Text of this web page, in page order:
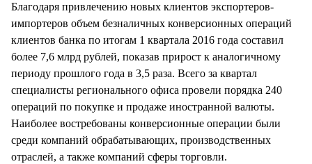
Благодаря привлечению новых клиентов экспортеров-
импортеров объем безналичных конверсионных операций
клиентов банка по итогам 1 квартала 2016 года составил
более 7,6 млрд рублей, показав прирост к аналогичному
периоду прошлого года в 3,5 раза. Всего за квартал
специалисты регионального офиса провели порядка 240
операций по покупке и продаже иностранной валюты.
Наиболее востребованы конверсионные операции были
среди компаний обрабатывающих, производственных
отраслей, а также компаний сферы торговли.